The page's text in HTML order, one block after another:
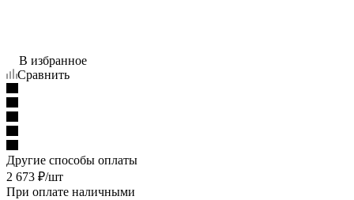
В избранное
Сравнить
Другие способы оплаты
2 673 ₽/шт
При оплате наличными